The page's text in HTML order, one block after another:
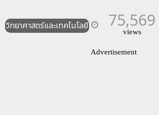
วิทยาศาสตร์และเทคโนโลยี 75,569
views
Advertisement